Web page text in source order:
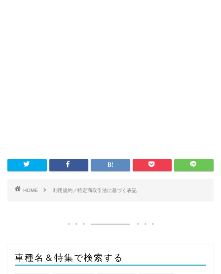
HOME 利用規約／特定商取引法に基づく表記
車種名＆特集で検索する